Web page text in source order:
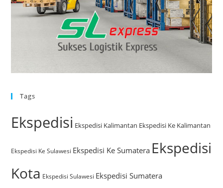
Tags
Ekspedisi Ekspedisi Kalimantan Ekspedisi Ke Kalimantan
Ekspedisi Ke Sulawesi Ekspedisi Ke Sumatera Ekspedisi
Kota Ekspedisi Sulawesi Ekspedisi Sumatera